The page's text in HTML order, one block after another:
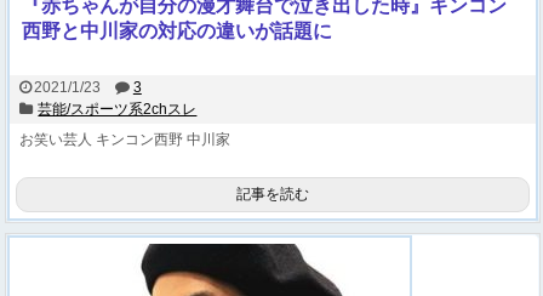
『赤ちゃんが自分の漫才舞台で泣き出した時』キンコン
西野と中川家の対応の違いが話題に
2021/1/23
3
芸能/スポーツ系2chスレ
お笑い芸人 キンコン西野 中川家
記事を読む